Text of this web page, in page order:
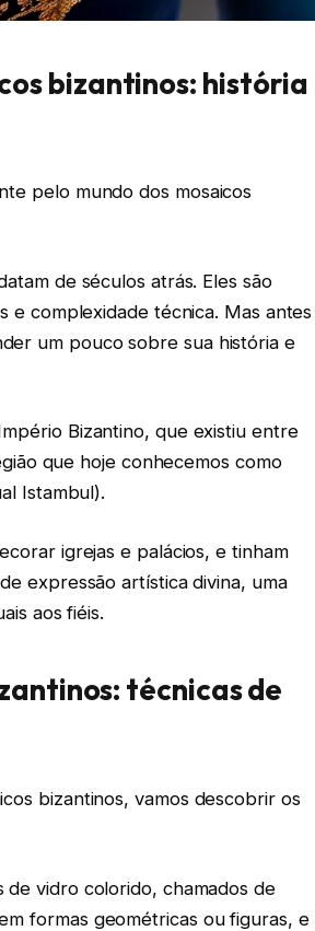
bizantinos: história
pelo mundo dos mosaicos
de séculos atrás. Eles são
e complexidade técnica. Mas antes
um pouco sobre sua história e
Bizantino, que existiu entre
que hoje conhecemos como
Istambul).
igrejas e palácios, e tinham
expressão artística divina, uma
aos fiéis.
técnicas de
bizantinos, vamos descobrir os
de vidro colorido, chamados de
formas geométricas ou figuras, e